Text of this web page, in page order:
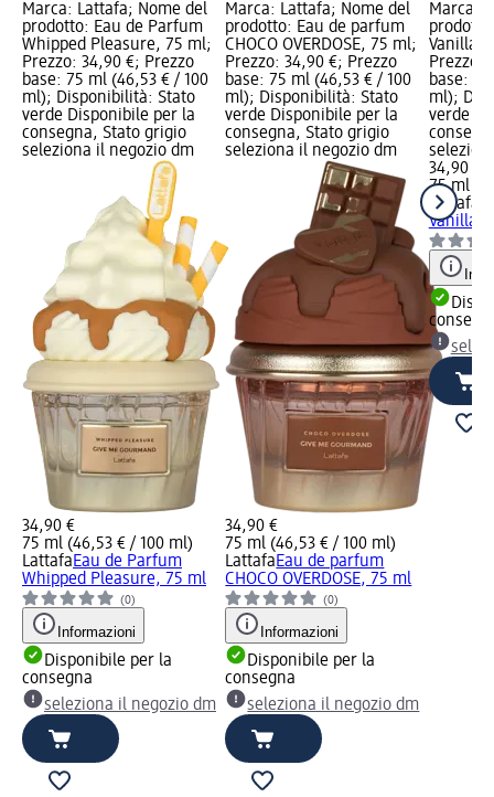
Marca: Lattafa; Nome del
prodotto: Eau de Parfum
Whipped Pleasure, 75 ml;
Prezzo: 34,90 €; Prezzo
base: 75 ml (46,53 € / 100
ml); Disponibilità: Stato
verde Disponibile per la
consegna, Stato grigio
seleziona il negozio dm
34,90 €
75 ml (46,53 € / 100 ml)
LattafaEau de Parfum
Whipped Pleasure, 75 ml
(0)
Informazioni
Disponibile per la
consegna
seleziona il negozio dm
Marca: Lattafa; Nome del
prodotto: Eau de parfum
CHOCO OVERDOSE, 75 ml;
Prezzo: 34,90 €; Prezzo
base: 75 ml (46,53 € / 100
ml); Disponibilità: Stato
verde Disponibile per la
consegna, Stato grigio
seleziona il negozio dm
34,90 €
75 ml (46,53 € / 100 ml)
LattafaEau de parfum
CHOCO OVERDOSE, 75 ml
(0)
Informazioni
Disponibile per la
consegna
seleziona il negozio dm
Marca:
Vanilla
Prezzo:
base:
ml);
verde
34,90 €
75 ml
Lattafa
Vanilla